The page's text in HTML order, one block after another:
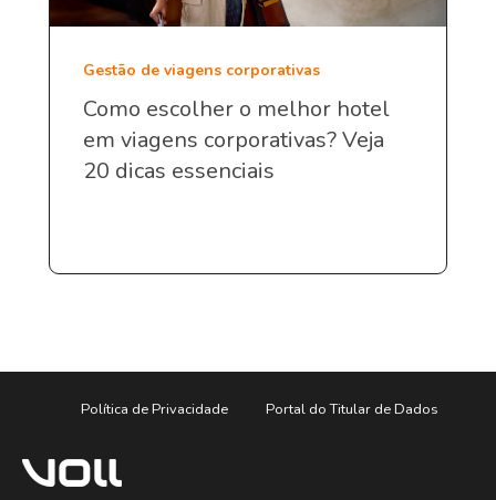
Gestão de viagens corporativas
Como escolher o melhor hotel
em viagens corporativas? Veja
20 dicas essenciais
Política de Privacidade Portal do Titular de Dados